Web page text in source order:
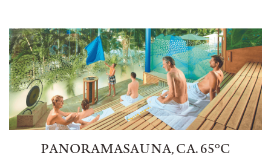
PANORAMASAUNA, CA. 65°C